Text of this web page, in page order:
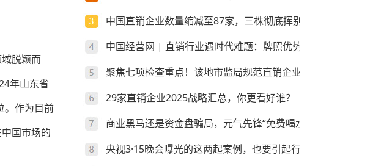
脱颖而
年山东省
。作为目前
国市场的
中国直销企业数量缩减至87家，三株彻底挥别直销
中国经营网 | 直销行业遇时代难题：牌照优势是否尚存
聚焦七项检查重点！该地市监局规范直销企业经营行为
29家直销企业2025战略汇总，你更看好谁？
商业黑马还是资金盘骗局，元气先锋“免费喝水赚钱”靠谱吗？
央视3·15晚会曝光的这两起案例，也要引起行业的足够重视